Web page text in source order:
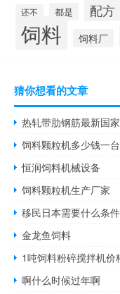
还不 都是 配方
饲料 饲料厂
猜你想看的文章
热轧带肋钢筋最新国
饲料颗粒机多少钱一
恒润饲料机械设备
饲料颗粒机生产厂家
移民日本需要什么条件
金龙鱼饲料
1吨饲料粉碎搅拌机价
啊什么时候过年啊